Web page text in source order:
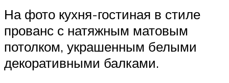
На фото кухня-гостиная в стиле
прованс с натяжным матовым
потолком, украшенным белыми
декоративными балками.